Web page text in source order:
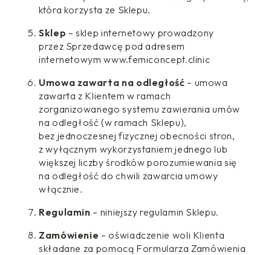
która korzysta ze Sklepu.
Sklep – sklep internetowy prowadzony
przez Sprzedawcę pod adresem
internetowym www.femiconcept.clinic
Umowa zawarta na odległość – umowa
zawarta z Klientem w ramach
zorganizowanego systemu zawierania umów
na odległość (w ramach Sklepu),
bez jednoczesnej fizycznej obecności stron,
z wyłącznym wykorzystaniem jednego lub
większej liczby środków porozumiewania się
na odległość do chwili zawarcia umowy
włącznie.
Regulamin – niniejszy regulamin Sklepu.
Zamówienie – oświadczenie woli Klienta
składane za pomocą Formularza Zamówienia